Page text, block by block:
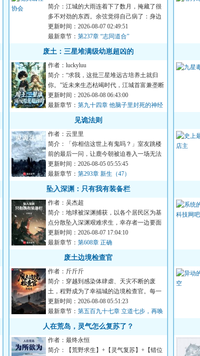
简介：江城的大雨连着下了数月，掩藏了很
多不对劲的东西。余弦觉得自己病了：身边
人陆续消失，微笑自杀案...
更新时间：2026-08-07 02:49:51
最新章节： 第237章 “志同道合”
废土：三星堆满级幼崽超凶的
作者：luckyluu
简介：“求我，这批三星堆远古培养土就归
你。”近未来生态枯竭时代，江城首富兼垄断
净土资源的大佬陆宴，...
更新时间：2026-08-08 06:43:00
最新章节： 第九十四章 他脑子里封死的神经
见诡法则
作者：云里里
简介：「你相信这世上有鬼吗？」室友跳楼
前的最后一问，让鹿今朝被迫卷入一场无法
言说的恐怖循环。染血的...
更新时间：2026-08-05 05:55:45
最新章节： 第293章 新生（47）
坠入深渊：只有我有装备栏
作者：吴杰超
简介：地球被深渊捕获，以各个居民区为基
点分散坠入深渊艰难求生，幸存者一边要面
对深渊的恶劣环境，一边...
更新时间：2026-08-07 17:04:10
最新章节： 第608章 正确
废土边境检查官
作者：斤斤斤
简介：穿越到感染体肆虐、天灾不断的废
土，程野成为了幸福城的边境检查官。每一
个想要加入幸福城的幸存者...
更新时间：2026-08-08 05:51:23
最新章节： 第五百九十七章 立道七步，再唤
谭铭！
人在荒岛，灵气怎么复苏了？
作者：最终永恒
简介：【荒野求生】+【灵气复苏】+【错位